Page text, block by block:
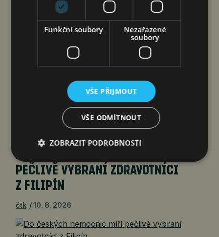
10. 8. 2026
Praha 10. srpna 2026 (PROTEXT) – Tesco
programu Správný start, do kterého se přihlásilo
rekordních 422 projektů a který podporuje děti
a mladé lidi do 26 let. Od 10. srpna do 6. září 2026
mohou zákazníci ve všech…
DO ČESKÝCH NEMOCNIC MÍŘÍ
PEČLIVĚ VYBRANÍ ZDRAVOTNÍCI
Z FILIPÍN
čtk 10. 8. 2026
Funkční soubory
Nezařazené
soubory
VŠE PŘIJMOUT
VŠE ODMÍTNOUT
ZOBRAZIT PODROBNOSTI